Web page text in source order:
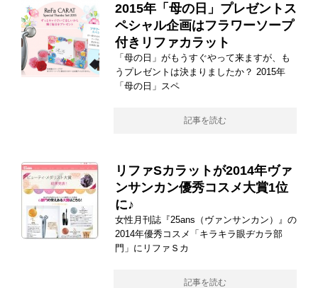
2015年「母の日」プレゼントス
ペシャル企画はフラワーソープ
付きリファカラット
「母の日」がもうすぐやって来ますが、も
うプレゼントは決まりましたか？ 2015年
「母の日」スペ
記事を読む
リファSカラットが2014年ヴァ
ンサンカン優秀コスメ大賞1位
に♪
女性月刊誌『25ans（ヴァンサンカン）』の
2014年優秀コスメ「キラキラ眼ヂカラ部
門」にリファＳカ
記事を読む